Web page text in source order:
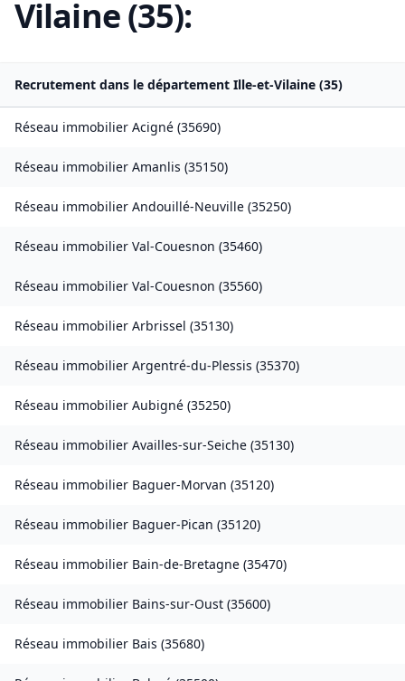
Vilaine(35):
Recrutement dans le département Ille-et-Vilaine (35)
Réseau immobilier Acigné (35690)
Réseau immobilier Amanlis (35150)
Réseau immobilier Andouillé-Neuville (35250)
Réseau immobilier Val-Couesnon (35460)
Réseau immobilier Val-Couesnon (35560)
Réseau immobilier Arbrissel (35130)
Réseau immobilier Argentré-du-Plessis (35370)
Réseau immobilier Aubigné (35250)
Réseau immobilier Availles-sur-Seiche (35130)
Réseau immobilier Baguer-Morvan (35120)
Réseau immobilier Baguer-Pican (35120)
Réseau immobilier Bain-de-Bretagne (35470)
Réseau immobilier Bains-sur-Oust (35600)
Réseau immobilier Bais (35680)